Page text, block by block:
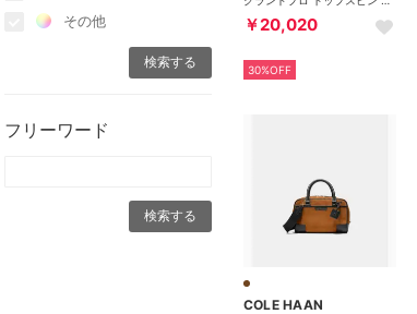
その他
フリーワード
￥20,020
30%OFF
COLE HAAN